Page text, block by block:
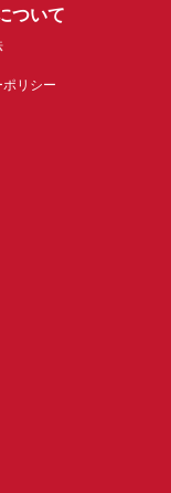
ついて
リシー